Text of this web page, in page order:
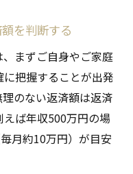
を判断する
まずご自身やご家庭
把握することが出発
のない返済額は返済
ば年収500万円の場
月約10万円）が目安